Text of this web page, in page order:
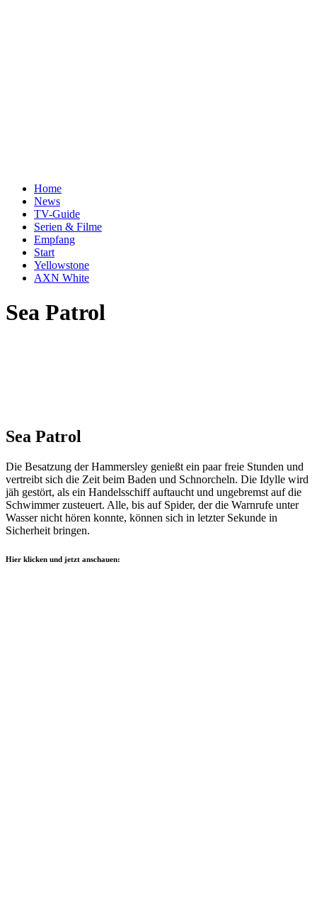
Home
News
TV-Guide
Serien & Filme
Empfang
Start
Yellowstone
AXN White
Sea Patrol
Sea Patrol
Die Besatzung der Hammersley genießt ein paar freie Stunden und
vertreibt sich die Zeit beim Baden und Schnorcheln. Die Idylle wird
jäh gestört, als ein Handelsschiff auftaucht und ungebremst auf die
Schwimmer zusteuert. Alle, bis auf Spider, der die Warnrufe unter
Wasser nicht hören konnte, können sich in letzter Sekunde in
Sicherheit bringen.
Hier klicken und jetzt anschauen: